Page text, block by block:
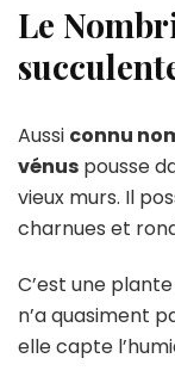
Le
Aussi connu
vénus pousse
vieux murs. Il
charnues et
C’est une
n’a quasiment
elle capte